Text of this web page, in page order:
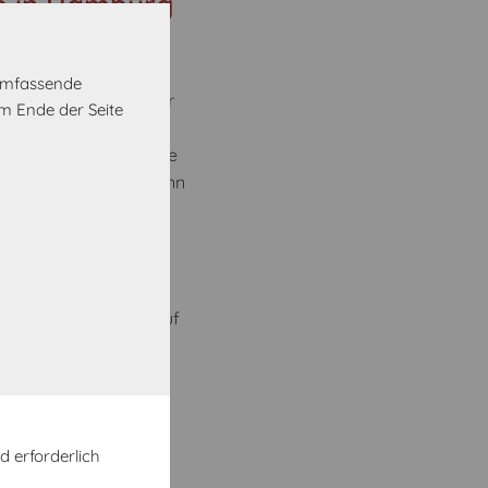
Ende der Seite
erforderlich
verleiht? Eine
Träume auch immer
mit unserem
gestalten – unsere
Wünsche offen. Wenn
Konfigurator in
für die
Du beim Küchenkauf